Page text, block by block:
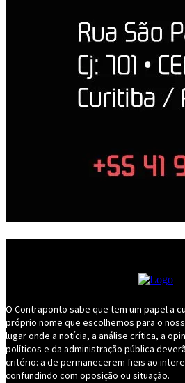
O Contraponto sabe que tem um papel a
próprio nome que escolhemos para o
lugar onde a notícia, a análise crítica, a
políticos e da administração pública
critério: a de permanecerem fieis ao
confundindo com oposição ou situação.